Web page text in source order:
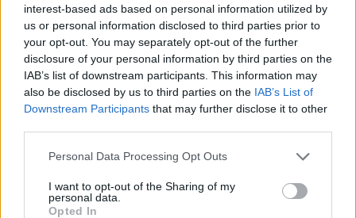
interest-based ads based on personal information utilized by
us or personal information disclosed to third parties prior to
your opt-out. You may separately opt-out of the further
disclosure of your personal information by third parties on the
IAB’s list of downstream participants. This information may
also be disclosed by us to third parties on the IAB’s List of
Downstream Participants that may further disclose it to other
Personal Data Processing Opt Outs
I want to opt-out of the Sharing of my
personal data.
Opted In
Minka 10. rész
Minka 9. rész
Máltai kaland 7.